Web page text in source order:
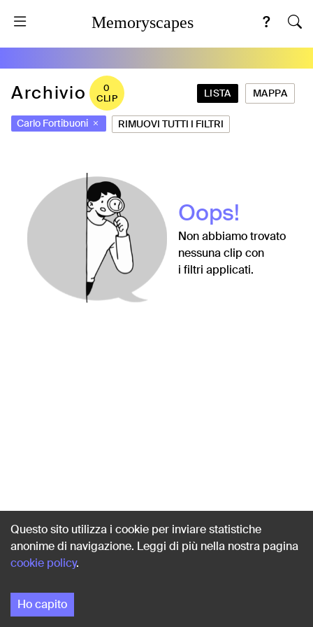
Memoryscapes
Archivio
0
CLIP
LISTA MAPPA
Carlo Fortibuoni RIMUOVI TUTTI I FILTRI
Oops!
Non abbiamo trovato
nessuna clip con
i filtri applicati.
Questo sito utilizza i cookie per inviare statistiche
anonime di navigazione. Leggi di più nella nostra pagina
cookie policy.
Ho capito